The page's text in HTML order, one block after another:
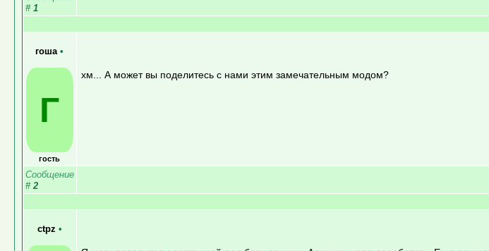
# 1
гоша •
Г
гость
хм... А может вы поделитесь с нами этим замечательным модом?
Сообщение
# 2
ctpz •